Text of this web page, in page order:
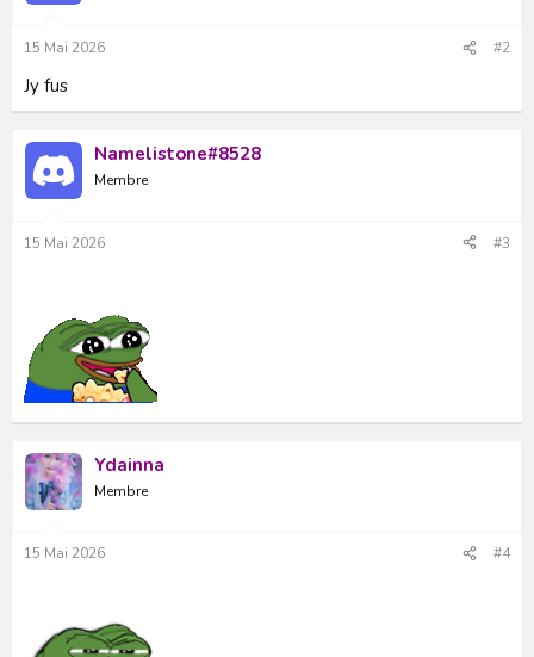
15 Mai 2026 #2
Jy fus
Namelistone#8528
Membre
15 Mai 2026 #3
Ydainna
Membre
15 Mai 2026 #4